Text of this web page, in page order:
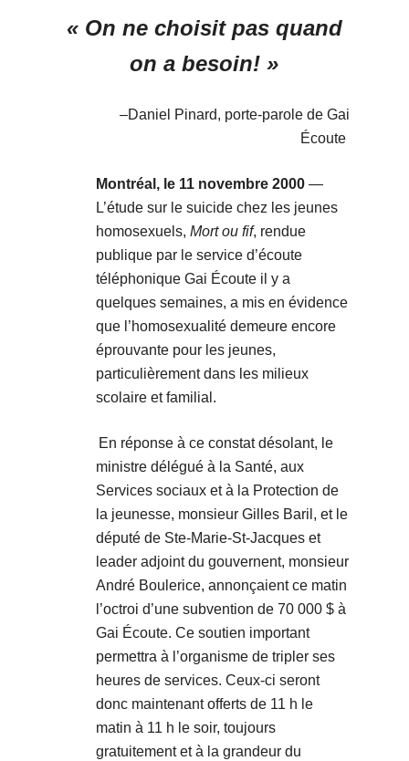
« On ne choisit pas quand
on a besoin! »
–Daniel Pinard, porte-parole de Gai
Écoute
Montréal, le 11 novembre 2000—
L’étude sur le suicide chez les jeunes
homosexuels, Mort ou fif, rendue
publique par le service d’écoute
téléphonique Gai Écoute il y a
quelques semaines, a mis en évidence
que l’homosexualité demeure encore
éprouvante pour les jeunes,
particulièrement dans les milieux
scolaire et familial.
En réponse à ce constat désolant, le
ministre délégué à la Santé, aux
Services sociaux et à la Protection de
la jeunesse, monsieur Gilles Baril, et le
député de Ste-Marie-St-Jacques et
leader adjoint du gouvernent, monsieur
André Boulerice, annonçaient ce matin
l’octroi d’une subvention de 70 000 $ à
Gai Écoute. Ce soutien important
permettra à l’organisme de tripler ses
heures de services. Ceux-ci seront
donc maintenant offerts de 11 h le
matin à 11 h le soir, toujours
gratuitement et à la grandeur du